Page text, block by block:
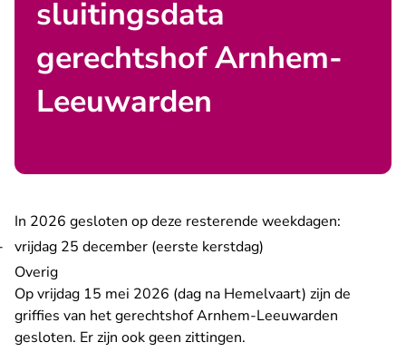
sluitingsdata
gerechtshof Arnhem-
Leeuwarden
In 2026 gesloten op deze resterende weekdagen:
vrijdag 25 december (eerste kerstdag)
Overig
Op vrijdag 15 mei 2026 (dag na Hemelvaart) zijn de
griffies van het gerechtshof Arnhem-Leeuwarden
gesloten. Er zijn ook geen zittingen.